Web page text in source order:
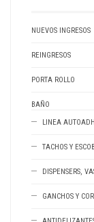
NUEVOS INGRESOS
REINGRESOS
PORTA ROLLO
BAÑO
LINEA
TACHOS Y
DISPENSERS,
GANCHOS Y